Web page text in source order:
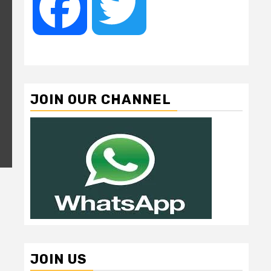
Facebook
JOIN OUR CHANNEL
JOIN US